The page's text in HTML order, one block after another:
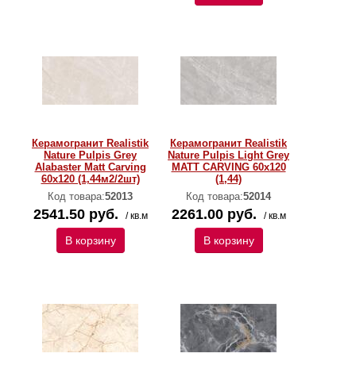
Керамогранит Realistik
Nature Pulpis Grey
Alabaster Matt Carving
60x120 (1,44м2/2шт)
Код товара:52013
2541.50 руб. / кв.м
В корзину
Керамогранит Realistik
Nature Pulpis Light Grey
MATT CARVING 60х120
(1,44)
Код товара:52014
2261.00 руб. / кв.м
В корзину